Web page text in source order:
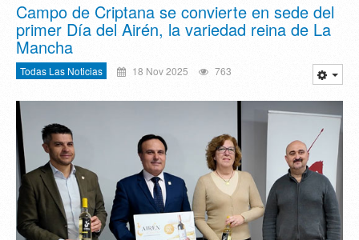
Campo de Criptana se convierte en sede del
primer Día del Airén, la variedad reina de La
Mancha
Todas Las Noticias 18 Nov 2025 763